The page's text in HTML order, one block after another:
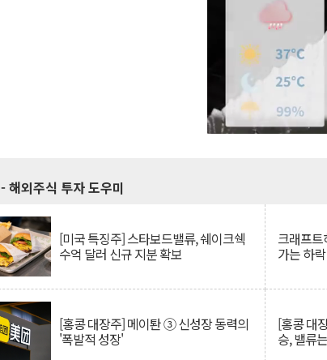
- 해외주식 투자 도우미
[미국 특징주] 스타보드밸류, 쉐이크쉑
수억 달러 신규 지분 확보
크래프트
가는 하락
[홍콩 대장주] 메이퇀 ③ 신성장 동력의
'폭발적 성장'
[홍콩 대
승, 밸류